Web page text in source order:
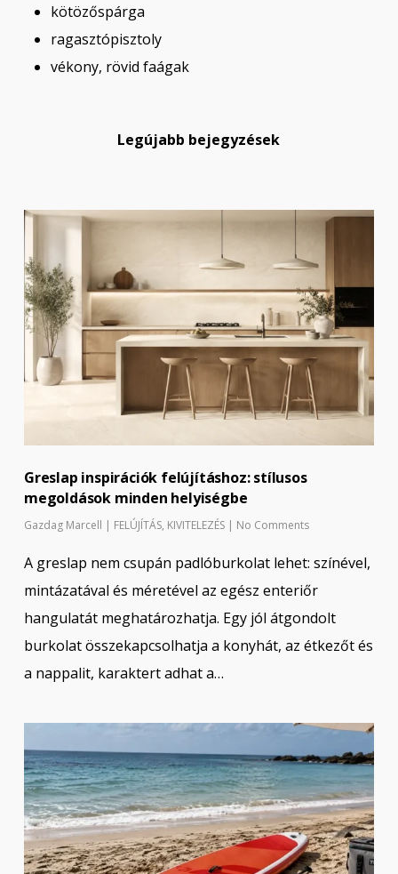
kötözőspárga
ragasztópisztoly
vékony, rövid faágak
Legújabb bejegyzések
Greslap inspirációk felújításhoz: stílusos
megoldások minden helyiségbe
Gazdag Marcell | FELÚJÍTÁS, KIVITELEZÉS | No Comments
A greslap nem csupán padlóburkolat lehet: színével,
mintázatával és méretével az egész enteriőr
hangulatát meghatározhatja. Egy jól átgondolt
burkolat összekapcsolhatja a konyhát, az étkezőt és
a nappalit, karaktert adhat a…